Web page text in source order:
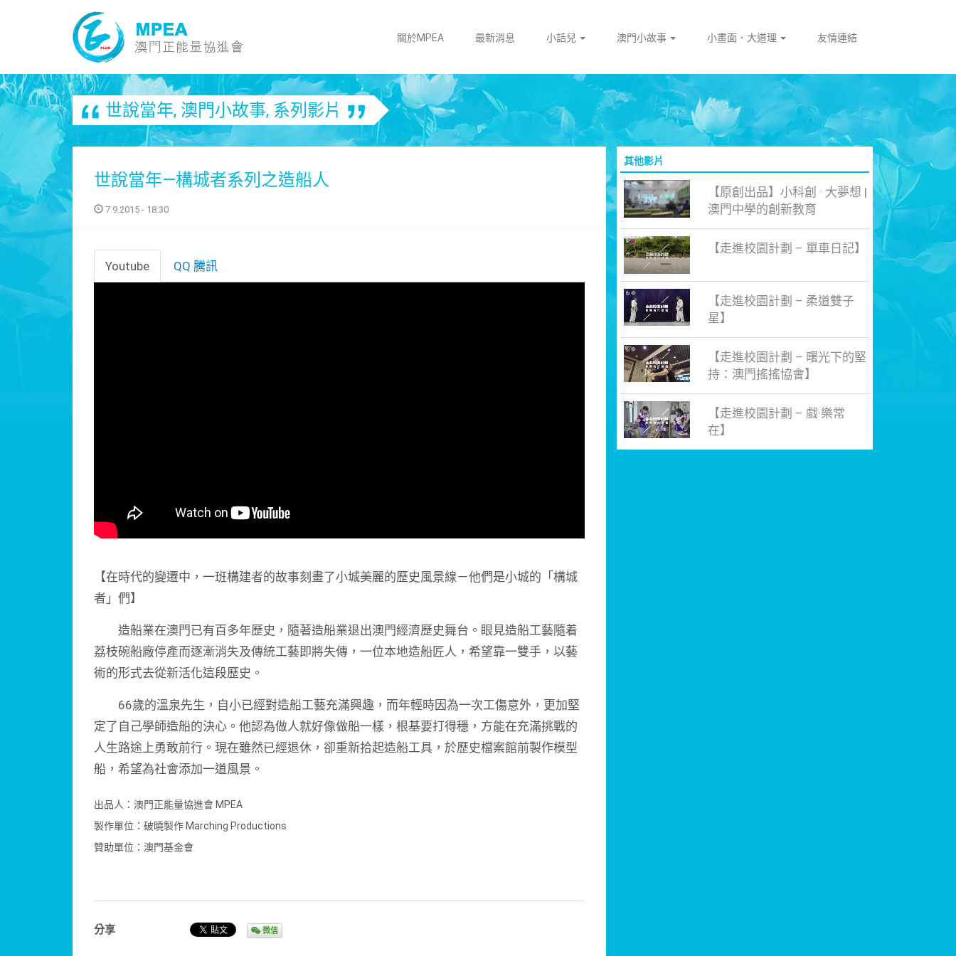
關於MPEA 最新消息 小話兒 澳門小故事 小畫面．大道理 友情連結
世說當年, 澳門小故事, 系列影片
世說當年—構城者系列之造船人
7.9.2015 - 18:30
Youtube QQ 騰訊
【在時代的變遷中，一班構建者的故事刻畫了小城美麗的歷史風景線－他們是小城的「構城
者」們】
造船業在澳門已有百多年歷史，隨著造船業退出澳門經濟歷史舞台。眼見造船工藝隨着
荔枝碗船廠停產而逐漸消失及傳統工藝即將失傳，一位本地造船匠人，希望靠一雙手，以藝
術的形式去從新活化這段歷史。
66歲的溫泉先生，自小已經對造船工藝充滿興趣，而年輕時因為一次工傷意外，更加堅
定了自己學師造船的決心。他認為做人就好像做船一樣，根基要打得穩，方能在充滿挑戰的
人生路途上勇敢前行。現在雖然已經退休，卻重新拾起造船工具，於歷史檔案館前製作模型
船，希望為社會添加一道風景。
出品人：澳門正能量協進會 MPEA
製作單位：破曉製作 Marching Productions
贊助單位：澳門基金會
分享 微信
其他影片
【原創出品】小科創 · 大夢想 |
澳門中學的創新教育
【走進校園計劃 – 單車日記】
【走進校園計劃 – 柔道雙子
星】
【走進校園計劃 – 曙光下的堅
持：澳門搖搖協會】
【走進校園計劃 – 戲·樂常
在】